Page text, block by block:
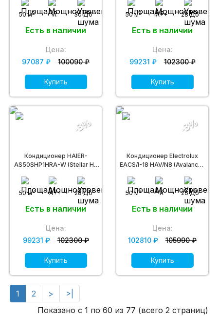
50 м2 A 30 Дб
Есть в наличии
Цена:
97087 ₽
100090 ₽
Купить
50 м2 A++ 28 Дб
Есть в наличии
Цена:
99231 ₽
102300 ₽
Купить
Кондиционер HAIER-
AS50SHP1HRA-W (Stellar HP
50 м2 A++ 28 Дб
Есть в наличии
-3%
Цена:
99231 ₽
102300 ₽
Купить
Кондиционер Electrolux
EACS/I-18 HAV/N8 (Avalanche
50 м2 A 26 Дб
Есть в наличии
-3%
Цена:
102810 ₽
105990 ₽
Купить
1 2 >
>|
Показано с 1 по 60 из 77 (всего 2 страниц)